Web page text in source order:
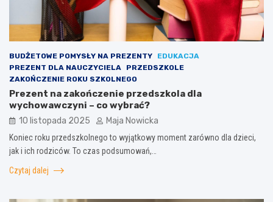
BUDŻETOWE POMYSŁY NA PREZENTY
EDUKACJA
PREZENT DLA NAUCZYCIELA
PRZEDSZKOLE
ZAKOŃCZENIE ROKU SZKOLNEGO
Prezent na zakończenie przedszkola dla
wychowawczyni – co wybrać?
10 listopada 2025 Maja Nowicka
Koniec roku przedszkolnego to wyjątkowy moment zarówno dla dzieci,
jak i ich rodziców. To czas podsumowań,…
Czytaj dalej